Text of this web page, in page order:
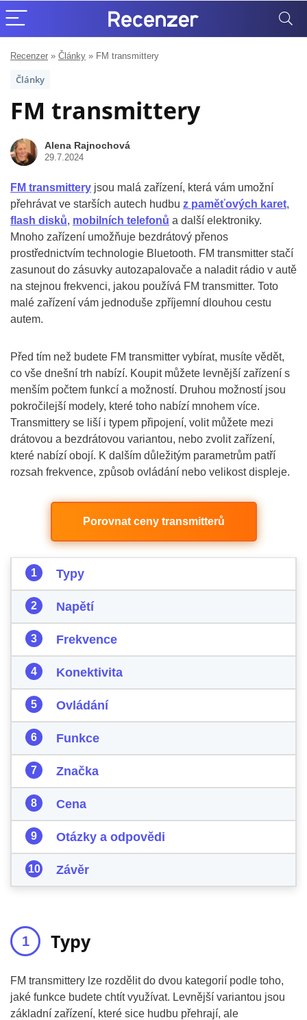
Recenzer » Články » FM transmittery
Články
FM transmittery
Alena Rajnochová
29.7.2024
FM transmittery jsou malá zařízení, která vám umožní
přehrávat ve starších autech hudbu z paměťových karet,
flash disků, mobilních telefonů a další elektroniky.
Mnoho zařízení umožňuje bezdrátový přenos
prostřednictvím technologie Bluetooth. FM transmitter stačí
zasunout do zásuvky autozapalovače a naladit rádio v autě
na stejnou frekvenci, jakou používá FM transmitter. Toto
malé zařízení vám jednoduše zpříjemní dlouhou cestu
autem.
Před tím než budete FM transmitter vybírat, musíte vědět,
co vše dnešní trh nabízí. Koupit můžete levnější zařízení s
menším počtem funkcí a možností. Druhou možností jsou
pokročilejší modely, které toho nabízí mnohem více.
Transmittery se liší i typem připojení, volit můžete mezi
drátovou a bezdrátovou variantou, nebo zvolit zařízení,
které nabízí obojí. K dalším důležitým parametrům patří
rozsah frekvence, způsob ovládání nebo velikost displeje.
Porovnat ceny transmitterů
Typy
Napětí
Frekvence
Konektivita
Ovládání
Funkce
Značka
Cena
Otázky a odpovědi
Závěr
Typy
FM transmittery lze rozdělit do dvou kategorií podle toho,
jaké funkce budete chtít využívat. Levnější variantou jsou
základní zařízení, které sice hudbu přehrají, ale